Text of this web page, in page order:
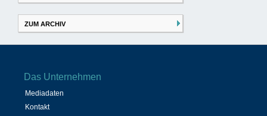
ZUM ARCHIV
Das Unternehmen
Mediadaten
Kontakt